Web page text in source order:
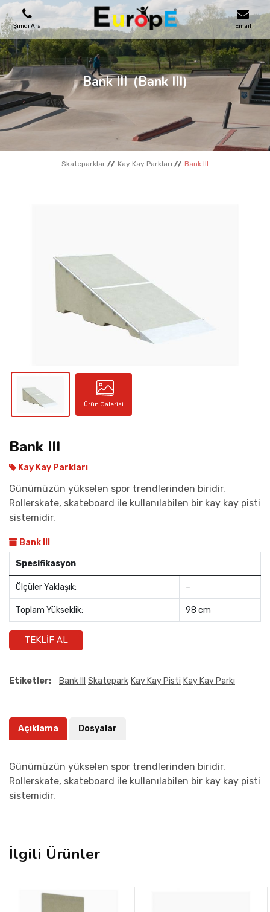
Şimdi Ara Email
OYUN PARKLARI
SKATEPARKLAR
AHŞAP EVLER
KENT MOBILYALARI
Bank III (Bank III)
Skateparklar Kay Kay Parkları Bank III
Ürün Galerisi
Bank III
Kay Kay Parkları
Günümüzün yükselen spor trendlerinden biridir.
Rollerskate, skateboard ile kullanılabilen bir kay kay pisti
sistemidir.
Bank III
Spesifikasyon
Ölçüler Yaklaşık: –
Toplam Yükseklik: 98 cm
TEKLIF AL
Etiketler: Bank III Skatepark Kay Kay Pisti Kay Kay Parkı
Açıklama Dosyalar
Günümüzün yükselen spor trendlerinden biridir.
Rollerskate, skateboard ile kullanılabilen bir kay kay pisti
sistemidir.
İlgili Ürünler